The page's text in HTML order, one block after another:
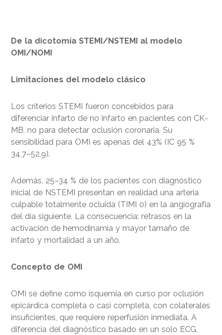
De la dicotomía STEMI/NSTEMI al modelo
OMI/NOMI
Limitaciones del modelo clásico
Los criterios STEMI fueron concebidos para
diferenciar infarto de no infarto en pacientes con CK-
MB, no para detectar oclusión coronaria. Su
sensibilidad para OMI es apenas del 43% (IC 95 %
34,7–52,9).
Además, 25–34 % de los pacientes con diagnóstico
inicial de NSTEMI presentan en realidad una arteria
culpable totalmente ocluida (TIMI 0) en la angiografía
del día siguiente. La consecuencia: retrasos en la
activación de hemodinamia y mayor tamaño de
infarto y mortalidad a un año.
Concepto de OMI
OMI se define como isquemia en curso por oclusión
epicárdica completa o casi completa, con colaterales
insuficientes, que requiere reperfusión inmediata. A
diferencia del diagnóstico basado en un solo ECG,